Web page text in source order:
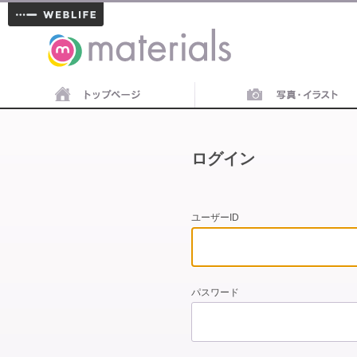
materials
ログイン
ユーザーID
パスワード